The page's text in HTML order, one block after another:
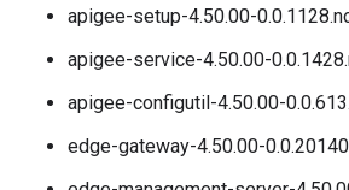
apigee-setup-4.50.00-
apigee-service-4.50.00-
apigee-configutil-4.50.00-
edge-gateway-4.50.00-